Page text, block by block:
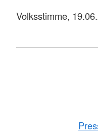
Volksstimme,